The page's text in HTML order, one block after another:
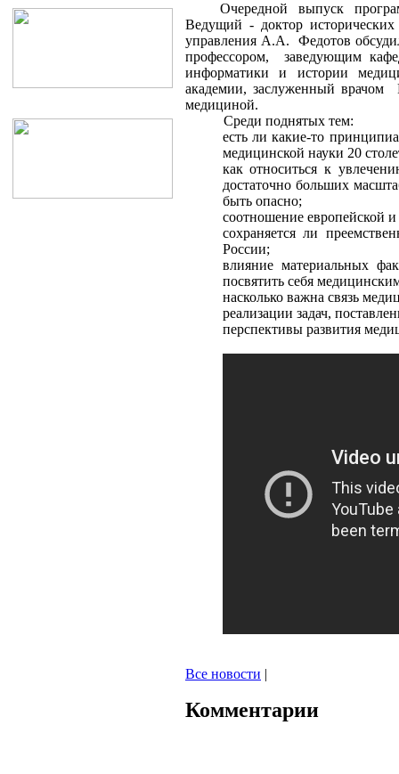
Очередной выпуск
Ведущий - доктор
управления А.А. Федотов
профессором, заведующим
информатики и истории
академии, заслуженный
медициной.
Среди поднятых тем:
есть ли какие-то
медицинской науки 20
как относиться к
достаточно больших
быть опасно;
соотношение европейской
сохраняется ли
России;
влияние материальных
посвятить себя
насколько важна связь
реализации задач,
перспективы развития
Все новости |
Комментарии